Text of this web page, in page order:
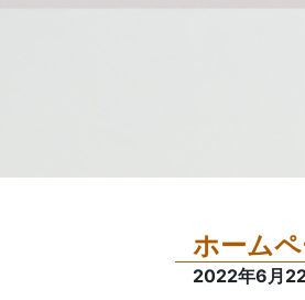
ホーム
2022年6月